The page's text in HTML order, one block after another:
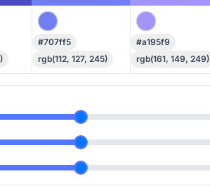
#707ff5
rgb(112, 127, 245)
#a195f9
rgb(161, 149, 249)